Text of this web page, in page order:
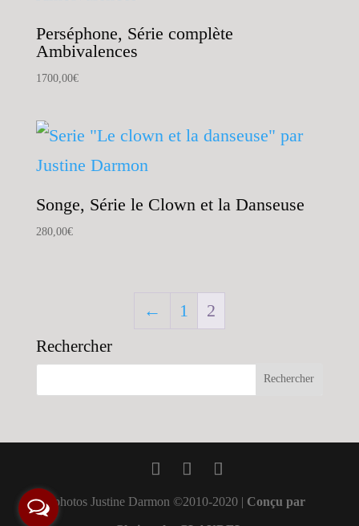
Perséphone, Série complète
Ambivalences
1700,00€
Songe, Série le Clown et la Danseuse
280,00€
← 1 2
Rechercher
photos Justine Darmon ©2010-2020 | Conçu par